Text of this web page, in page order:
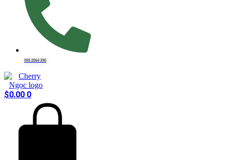
093 2064 290
$0.00 0